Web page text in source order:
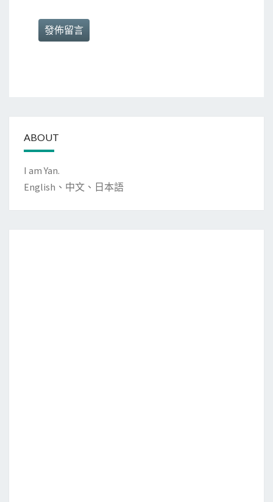
ABOUT
I am Yan.
English、中文、日本語